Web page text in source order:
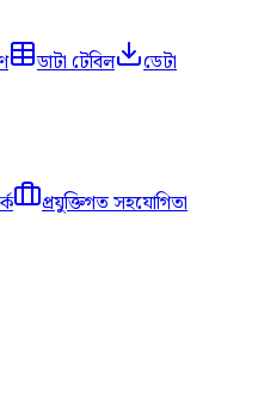
ডাটা টেবিল
ডেটা
প্রযুক্তিগত সহযোগিতা